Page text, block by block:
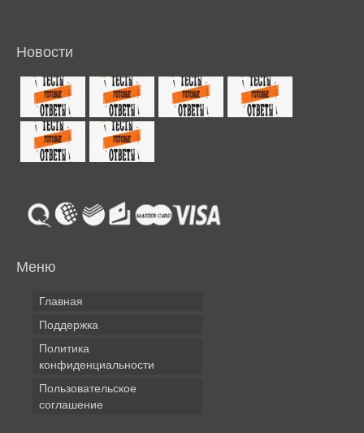
Новости
Меню
Главная
Поддержка
Политика
конфиденциальности
Пользовательское
соглашение